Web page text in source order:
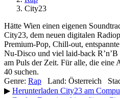
City23
Hätte Wien einen eigenen
City23, dem neuen digitalen
Premium-Pop, Chill-out,
Nu-Disco und viel laid-back
am Puls der Zeit. Für alle, die eine
40 suchen.
Genre: Rap Land: Österreich
▶ Herunterladen City23 am